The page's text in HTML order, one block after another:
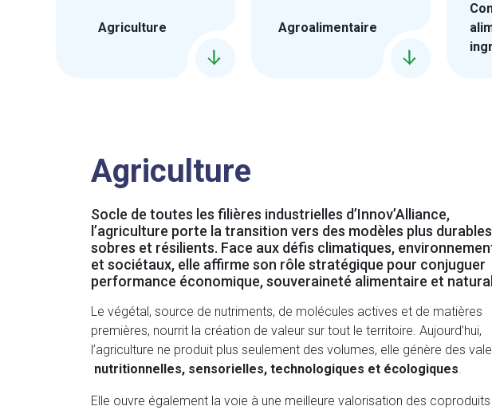
Agriculture Agroalimentaire
Agriculture
Socle de toutes les filières industrielles d’Innov’Alliance,
l’agriculture porte la transition vers des modèles plus
sobres et résilients. Face aux défis climatiques,
et sociétaux, elle affirme son rôle stratégique pour conjuguer
performance économique, souveraineté alimentaire et
Le végétal, source de nutriments, de molécules actives et de matières
premières, nourrit la création de valeur sur tout le territoire. Aujourd’hui,
l’agriculture ne produit plus seulement des volumes, elle génère des
nutritionnelles, sensorielles, technologiques et écologiques.
Elle ouvre également la voie à une meilleure valorisation des coproduits